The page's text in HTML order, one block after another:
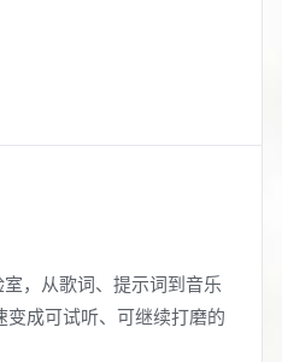
，从歌词、提示词到音乐
成可试听、可继续打磨的